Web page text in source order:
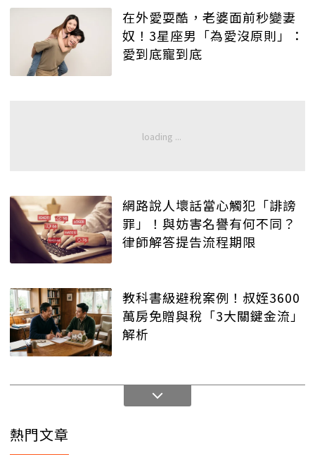
在外愛耍酷，老婆面前秒變妻
奴！3星座男「為愛沒原則」：
愛到底寵到底
網路說人壞話當心觸犯「誹謗
罪」！與妨害名譽有何不同？
律師解答提告流程期限
教科書級避稅案例！叔姪3600
萬房免贈與稅「3大關鍵金流」
解析
熱門文章